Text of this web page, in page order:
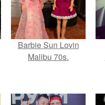
Barbie Sun Lovin
Malibu 70s.